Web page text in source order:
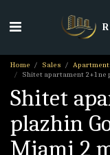
Home Sales
Shitet apartament 2+1 ne
Shitet
plazhin
Miami 2